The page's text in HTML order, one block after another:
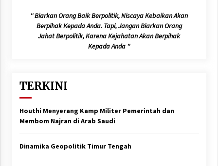
'' Biarkan Orang Baik Berpolitik, Niscaya Kebaikan Akan
Berpihak Kepada Anda. Tapi, Jangan Biarkan Orang
Jahat Berpolitik, Karena Kejahatan Akan Berpihak
Kepada Anda ''
TERKINI
Houthi Menyerang Kamp Militer Pemerintah dan
Membom Najran di Arab Saudi
Dinamika Geopolitik Timur Tengah